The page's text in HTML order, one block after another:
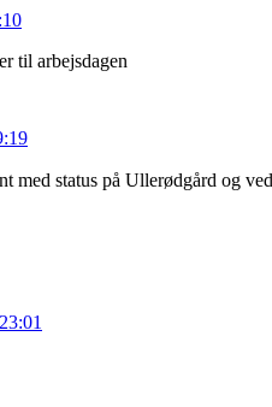
til arbejsdagen
status på Ullerødgård og